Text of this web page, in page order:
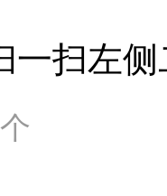
一扫左
个